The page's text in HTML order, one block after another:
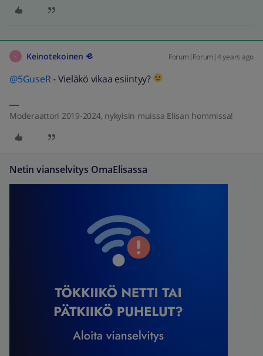
K Keinotekoinen Forum|Forum|4 years ago
@5GuseR- Vieläkö vikaa esiintyy?
Moderaattori 2019-2024, nykyisin muissa Elisan hommissa!
Netin vianselvitys OmaElisassa